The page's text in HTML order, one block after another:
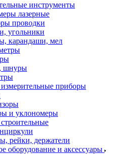
инструменты
лазерные
проводки
угольники
карандаши, мел
шнуры
приборы
и уклономеры
рейки, держатели
оборудование и аксессуары